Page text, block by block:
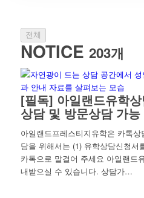
전체
NOTICE 203개
[필독] 아일랜드유학
상담 및 방문상담 가능
아일랜드프레스티지유학은 카톡
담을 위해서는 (1) 유학상담신청서
카톡으로 말걸어 주세요 아일랜드
내받으실 수 있습니다. 상담가…